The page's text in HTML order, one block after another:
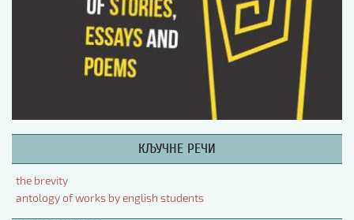
ПРЕТРАГА ИЗДАЊА
Наслов или део наслова
КЉУЧНЕ РЕЧИ
the brevity
antology of works by english students